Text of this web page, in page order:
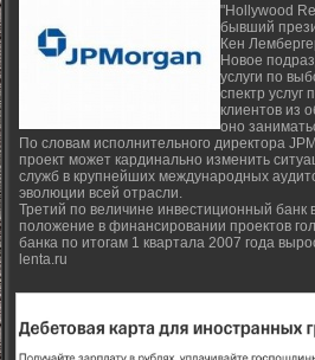
"Hollywood
бывший
Кен
Новое
услуги по
спектр услуг
клиентов из
оно
По словам исполнительного директора
проект может кардинально изменить
служб в крупнейших международных
эволюции всей отрасли.
Третий по величине инвестиционный
положение в финансировании проектов
банка по итогам 1 квартала 2007 года
lenta.ru